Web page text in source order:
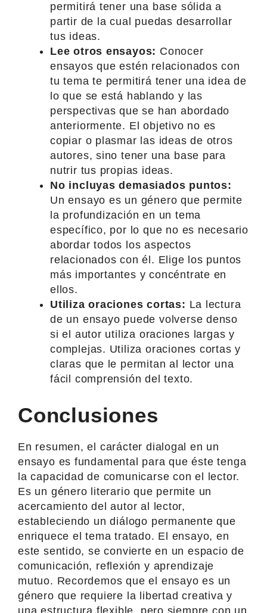
permitirá tener una base sólida a
partir de la cual puedas desarrollar
tus ideas.
Lee otros ensayos: Conocer
ensayos que estén relacionados con
tu tema te permitirá tener una idea de
lo que se está hablando y las
perspectivas que se han abordado
anteriormente. El objetivo no es
copiar o plasmar las ideas de otros
autores, sino tener una base para
nutrir tus propias ideas.
No incluyas demasiados puntos:
Un ensayo es un género que permite
la profundización en un tema
específico, por lo que no es necesario
abordar todos los aspectos
relacionados con él. Elige los puntos
más importantes y concéntrate en
ellos.
Utiliza oraciones cortas: La lectura
de un ensayo puede volverse denso
si el autor utiliza oraciones largas y
complejas. Utiliza oraciones cortas y
claras que le permitan al lector una
fácil comprensión del texto.
Conclusiones
En resumen, el carácter dialogal en un
ensayo es fundamental para que éste tenga
la capacidad de comunicarse con el lector.
Es un género literario que permite un
acercamiento del autor al lector,
estableciendo un diálogo permanente que
enriquece el tema tratado. El ensayo, en
este sentido, se convierte en un espacio de
comunicación, reflexión y aprendizaje
mutuo. Recordemos que el ensayo es un
género que requiere la libertad creativa y
una estructura flexible, pero siempre con un